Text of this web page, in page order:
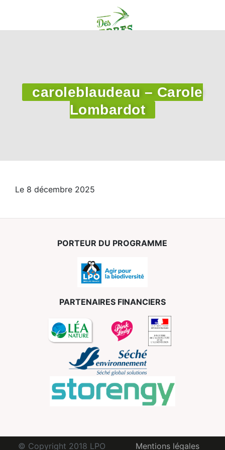
caroleblaudeau – Carole
Lombardot
Le 8 décembre 2025
PORTEUR DU PROGRAMME
PARTENAIRES FINANCIERS
© Copyright 2018 LPO Mentions légales